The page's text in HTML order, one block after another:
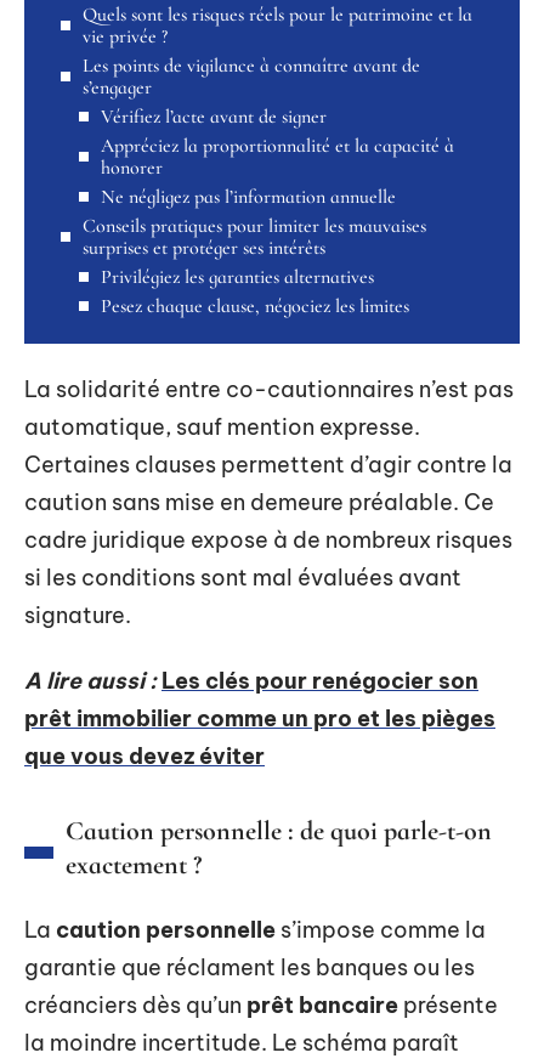
Quels sont les risques réels pour le patrimoine et la
vie privée ?
Les points de vigilance à connaître avant de
s’engager
Vérifiez l’acte avant de signer
Appréciez la proportionnalité et la capacité à
honorer
Ne négligez pas l’information annuelle
Conseils pratiques pour limiter les mauvaises
surprises et protéger ses intérêts
Privilégiez les garanties alternatives
Pesez chaque clause, négociez les limites
La solidarité entre co-cautionnaires n’est pas
automatique, sauf mention expresse.
Certaines clauses permettent d’agir contre la
caution sans mise en demeure préalable. Ce
cadre juridique expose à de nombreux risques
si les conditions sont mal évaluées avant
signature.
A lire aussi : Les clés pour renégocier son
prêt immobilier comme un pro et les pièges
que vous devez éviter
Caution personnelle : de quoi parle-t-on
exactement ?
La caution personnelle s’impose comme la
garantie que réclament les banques ou les
créanciers dès qu’un prêt bancaire présente
la moindre incertitude. Le schéma paraît